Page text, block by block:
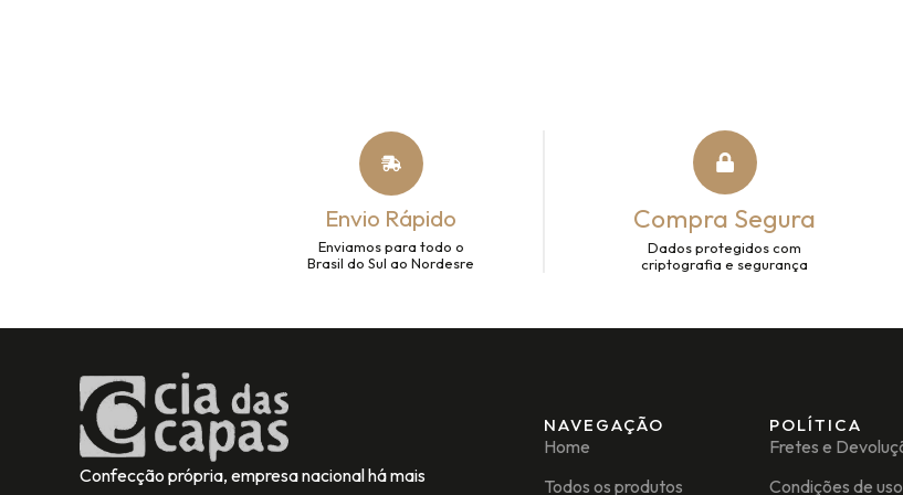
Envio Rápido
Enviamos para todo o
Brasil do Sul ao Nordesre
Compra Segura
Dados protegidos com
criptografia e segurança
Confecção própria, empresa nacional há mais
NAVEGAÇÃO
Home
Todos os produtos
POLÍTICA
Fretes e
Condições de uso